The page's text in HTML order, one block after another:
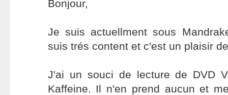
Bonjour,
Je suis actuellment sous
suis trés content et c'est un plaisir
J'ai un souci de lecture de DVD
Kaffeine. Il n'en prend aucun et